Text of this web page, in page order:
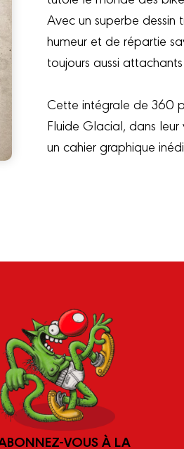
Avec un superbe
humeur et de répartie
toujours aussi
Cette intégrale de 360
Fluide Glacial, dans
un cahier graphique
VOUS À LA